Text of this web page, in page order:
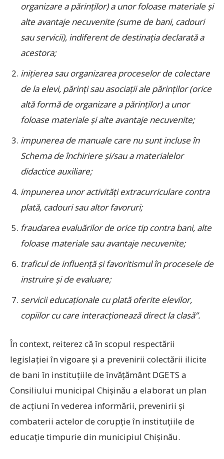
organizare a părinţilor) a unor foloase materiale şi
alte avantaje necuvenite (sume de bani, cadouri
sau servicii), indiferent de destinaţia declarată a
acestora;
iniţierea sau organizarea proceselor de colectare
de la elevi, părinţi sau asociaţii ale părinţilor (orice
altă formă de organizare a părinţilor) a unor
foloase materiale şi alte avantaje necuvenite;
impunerea de manuale care nu sunt incluse în
Schema de închiriere şi/sau a materialelor
didactice auxiliare;
impunerea unor activităţi extracurriculare contra
plată, cadouri sau altor favoruri;
fraudarea evaluărilor de orice tip contra bani, alte
foloase materiale sau avantaje necuvenite;
traficul de influenţă şi favoritismul în procesele de
instruire şi de evaluare;
servicii educaţionale cu plată oferite elevilor,
copiilor cu care interacţionează direct la clasă”.
În context, reiterez că în scopul respectării
legislaţiei în vigoare şi a prevenirii colectării ilicite
de bani în instituţiile de învăţământ DGETS a
Consiliului municipal Chişinău a elaborat un plan
de acţiuni în vederea informării, prevenirii şi
combaterii actelor de corupţie în instituţiile de
educaţie timpurie din municipiul Chişinău.